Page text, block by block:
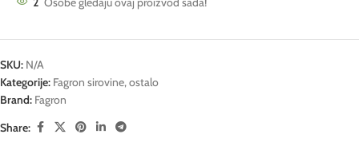
SKU: N/A
Kategorije: Fagron sirovine,ostalo
Brand: Fagron
Share: